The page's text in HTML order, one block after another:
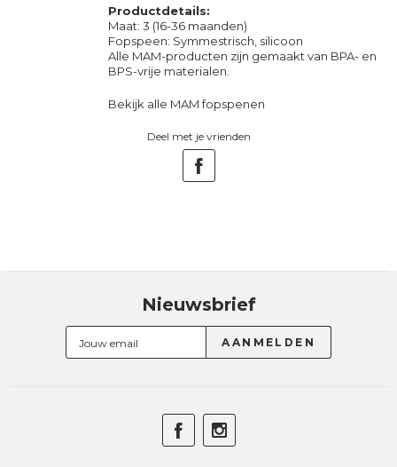
Productdetails:
Maat: 3 (16-36 maanden)
Fopspeen: Symmestrisch, silicoon
Alle MAM-producten zijn gemaakt van BPA- en
BPS-vrije materialen.
Bekijk alle MAM fopspenen
Deel met je vrienden
Nieuwsbrief